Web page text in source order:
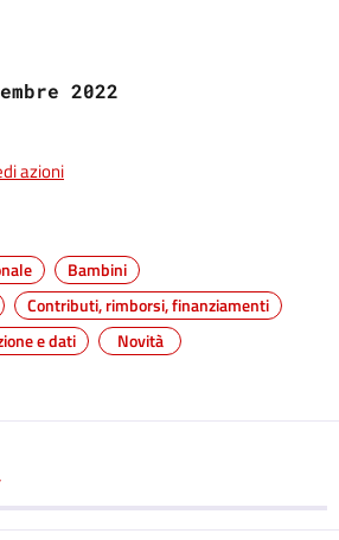
2022
azioni
Bambini
Contributi, rimborsi, finanziamenti
e dati Novità